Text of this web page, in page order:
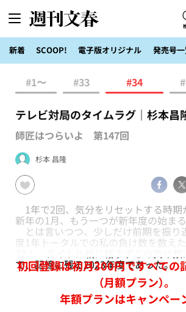
新着 SCOOP! 電子版オリジナル 発売号
#1〜 #33 #34
テレビ対局のタイムラグ｜杉本昌
師匠はつらいよ 第147回
杉本 昌隆
1年で2回、気分をリセットする時期
新年の1月、もう一つが新年度の始まる
とは言いつつ、少しだけ前期を振り
度1年トータルでの私の負け数を数え
で、記憶に残る2023年度であった。
初回登録は初月300円ですべての
（月額プラン）。
年額プランはキャンペー